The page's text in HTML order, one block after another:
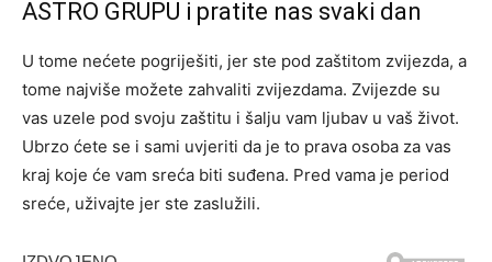
ASTRO GRUPU i pratite nas svaki dan
U tome nećete pogriješiti, jer ste pod zaštitom zvijezda, a
tome najviše možete zahvaliti zvijezdama. Zvijezde su
vas uzele pod svoju zaštitu i šalju vam ljubav u vaš život.
Ubrzo ćete se i sami uvjeriti da je to prava osoba za vas
kraj koje će vam sreća biti suđena. Pred vama je period
sreće, uživajte jer ste zaslužili.